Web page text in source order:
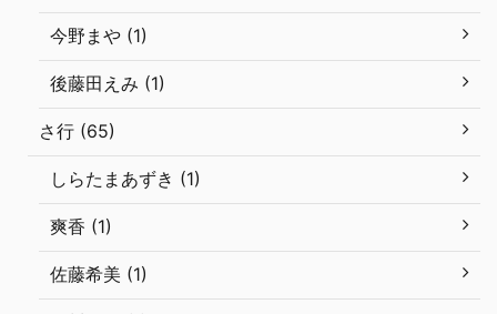
今野まや (1)
後藤田えみ (1)
さ行 (65)
しらたまあずき (1)
爽香 (1)
佐藤希美 (1)